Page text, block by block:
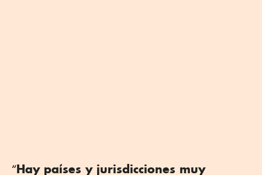
“Hay países y jurisdicciones muy